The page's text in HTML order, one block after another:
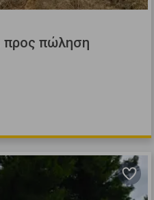
προς πώληση